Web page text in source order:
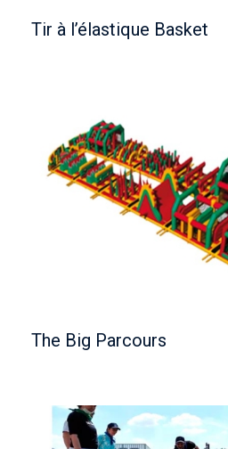
Tir à l’élastique Basket
The Big Parcours